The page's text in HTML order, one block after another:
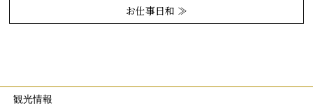
お仕事日和 ≫
観光情報